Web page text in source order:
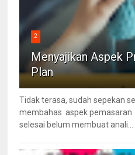
2
Menyajikan Aspek
Plan
Tidak terasa, sudah sepekan
membahas aspek pemasaran
selesai belum membuat anali...